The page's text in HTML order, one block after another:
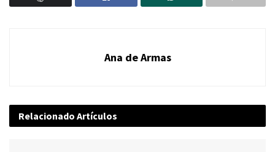
Ana de Armas
Relacionado Artículos